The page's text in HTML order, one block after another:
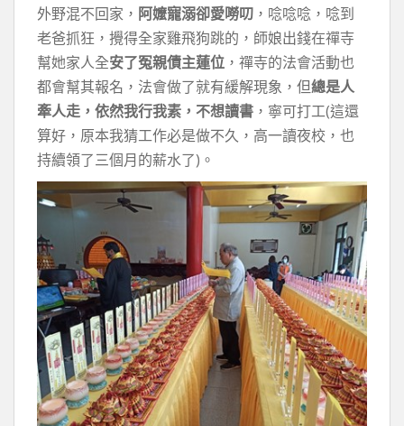
外野混不回家， 阿嬤寵溺卻愛嘮叨 ，唸唸唸，唸到
老爸抓狂，攪得全家雞飛狗跳的，師娘出錢在禪寺
幫她家人全安了冤親債主蓮位 ，禪寺的法會活動也
都會幫其報名，法會做了就有緩解現象，但總是人
牽人走，依然我行我素，不想讀書 ，寧可打工(這還
算好，原本我猜工作必是做不久，高一讀夜校，也
持續領了三個月的薪水了)。